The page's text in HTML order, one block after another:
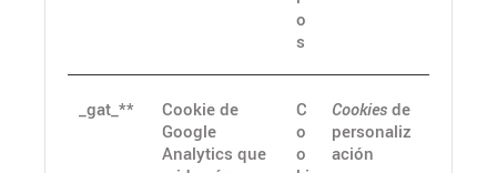
o
s
_gat_**
Cookie de
Google
Analytics que
C
o
o
Cookies de
personaliz
ación